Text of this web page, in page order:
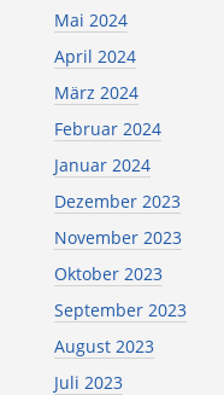
Mai 2024
April 2024
März 2024
Februar 2024
Januar 2024
Dezember 2023
November 2023
Oktober 2023
September 2023
August 2023
Juli 2023